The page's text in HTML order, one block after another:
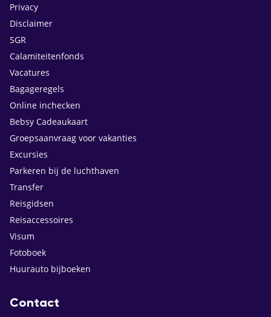
Privacy
Disclaimer
SGR
Calamiteitenfonds
Vacatures
Bagageregels
Online inchecken
Bebsy Cadeaukaart
Groepsaanvraag voor vakanties
Excursies
Parkeren bij de luchthaven
Transfer
Reisgidsen
Reisaccessoires
Visum
Fotoboek
Huurauto bijboeken
Contact